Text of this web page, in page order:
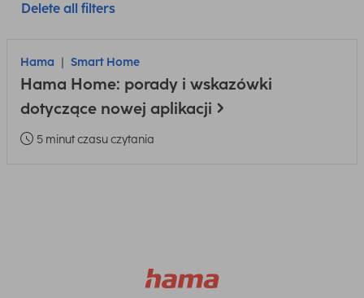
Delete all filters
Hama Smart Home
Hama Home: porady i wskazówki
dotyczące nowej aplikacji
5 minut czasu czytania